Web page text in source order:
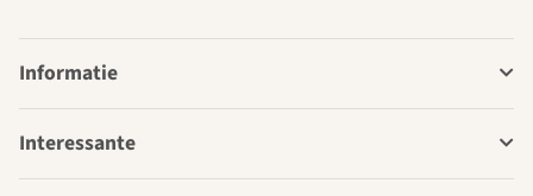
Informatie
Interessante